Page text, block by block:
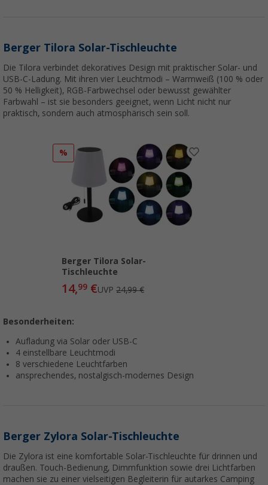
Berger Tilora Solar-Tischleuchte
Die Tilora verbindet dekoratives Design mit praktischer Solar- und
USB-C-Ladung. Mit ihren vier Leuchtmodi – Warmweiß (100 % oder
50 % Helligkeit), RGB-Farbwechsel oder bewusst gewählter
Farbwahl – ist sie besonders geeignet, wenn Licht nicht nur
praktisch, sondern auch atmosphärisch sein soll.
%
Berger Tilora Solar-
Tischleuchte
14,99 €UVP 24,99 €
Besonderheiten:
Aufladung via Solar oder USB-C
4 einstellbare Leuchtmodi
8 verschiedene Leuchtfarben
ansprechendes, nostalgisch-modernes Design
Berger Zylora Solar-Tischleuchte
Die Zylora ist eine komfortable Solar-Tischleuchte für drinnen und
draußen. Touch-Bedienung, Dimmfunktion sowie drei Lichtfarben
machen sie zu einer vielseitigen Begleiterin für autarkes Camping